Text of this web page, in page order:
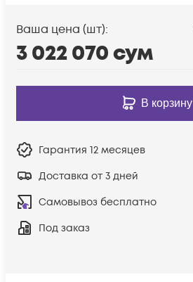
Ваша цена (шт):
3 022 070сум
В корзину
Гарантия 12 месяцев
Доставка от 3 дней
Самовывоз бесплатно
Под заказ